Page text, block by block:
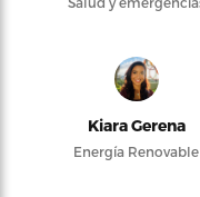
Kiara Gerena
Energía Renovable